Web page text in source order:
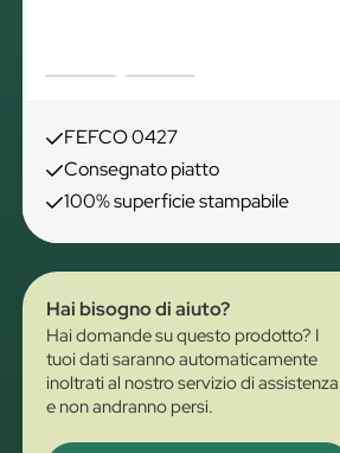
FEFCO 0427
Consegnato piatto
100% superficie stampabile
Hai bisogno di aiuto?
Hai domande su questo prodotto? I
tuoi dati saranno automaticamente
inoltrati al nostro servizio di assistenza
e non andranno persi.